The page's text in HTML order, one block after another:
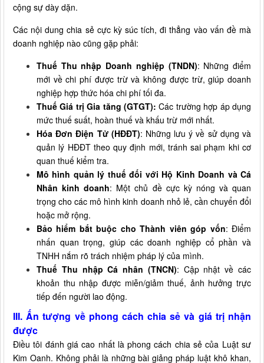
cộng sự dày dặn.
Các nội dung chia sẻ cực kỳ súc tích, đi thẳng vào vấn đề mà
doanh nghiệp nào cũng gặp phải:
Thuế Thu nhập Doanh nghiệp (TNDN): Những điểm
mới về chi phí được trừ và không được trừ, giúp doanh
nghiệp hợp thức hóa chi phí tối đa.
Thuế Giá trị Gia tăng (GTGT): Các trường hợp áp dụng
mức thuế suất, hoàn thuế và khấu trừ mới nhất.
Hóa Đơn Điện Tử (HĐĐT): Những lưu ý về sử dụng và
quản lý HĐĐT theo quy định mới, tránh sai phạm khi cơ
quan thuế kiểm tra.
Mô hình quản lý thuế đối với Hộ Kinh Doanh và Cá
Nhân kinh doanh: Một chủ đề cực kỳ nóng và quan
trọng cho các mô hình kinh doanh nhỏ lẻ, cần chuyển đổi
hoặc mở rộng.
Bảo hiểm bắt buộc cho Thành viên góp vốn: Điểm
nhấn quan trọng, giúp các doanh nghiệp cổ phần và
TNHH nắm rõ trách nhiệm pháp lý của mình.
Thuế Thu nhập Cá nhân (TNCN): Cập nhật về các
khoản thu nhập được miễn/giảm thuế, ảnh hưởng trực
tiếp đến người lao động.
III. Ấn tượng về phong cách chia sẻ và giá trị nhận
được
Điều tôi đánh giá cao nhất là phong cách chia sẻ của Luật sư
Kim Oanh. Không phải là những bài giảng pháp luật khô khan,